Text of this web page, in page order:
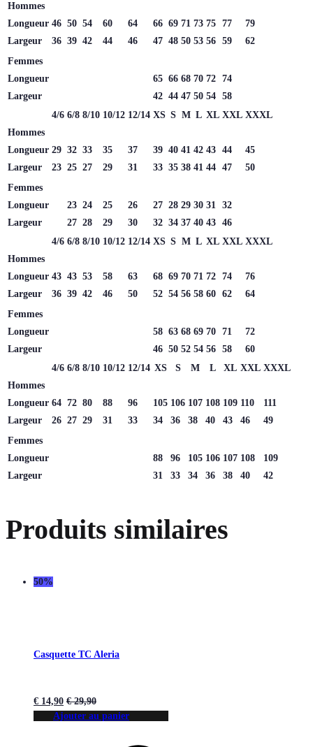
Hommes
Longueur 46 50 54 60 64 66 69 71 73 75 77
79
Largeur
36 39 42 44 46 47 48 50 53 56 59
62
Femmes
Longueur
65 66 68 70 72 74
Largeur
42 44 47 50 54 58
4/6 6/8 8/10 10/12 12/14 XS S M L XL XXL XXXL
Hommes
Longueur 29 32 33 35 37 39 40 41 42 43 44
45
Largeur
23 25 27 29 31 33 35 38 41 44 47
50
Femmes
Longueur
23 24 25 26 27 28 29 30 31
32
Largeur
27 28 29 30 32 34 37 40 43 46
4/6 6/8 8/10 10/12 12/14 XS S M L XL XXL XXXL
Hommes
Longueur 43 43 53 58 63 68 69 70 71 72 74
76
Largeur
36 39 42 46 50 52 54 56 58 60 62
64
Femmes
Longueur
58 63 68 69 70 71
72
Largeur
46 50 52 54 56 58
60
4/6 6/8 8/10 10/12 12/14 XS S M L XL XXL XXXL
Hommes
Longueur 64 72 80 88 96 105 106 107 108 109 110
111
Largeur
26 27 29 31 33 34 36 38 40 43 46
49
Femmes
Longueur
88 96 105 106 107 108
109
Largeur
31 33 34 36 38 40 42
Produits similaires
50%
Casquette TC Aleria
€ 14,90 €29,90
Ajouter au panier